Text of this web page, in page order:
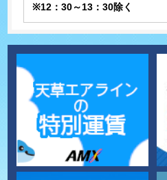
※12：30～13：30除く